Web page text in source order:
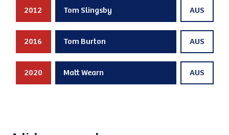
2012 Tom Slingsby AUS
2016 Tom Burton AUS
2020 Matt Wearn AUS